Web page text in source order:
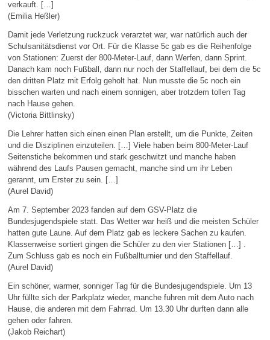
verkauft. […]
(Emilia Heßler)
Damit jede Verletzung ruckzuck verarztet war, war natürlich auch der
Schulsanitätsdienst vor Ort. Für die Klasse 5c gab es die Reihenfolge
von Stationen: Zuerst der 800-Meter-Lauf, dann Werfen, dann Sprint.
Danach kam noch Fußball, dann nur noch der Staffellauf, bei dem die 5c
den dritten Platz mit Erfolg geholt hat. Nun musste die 5c noch ein
bisschen warten und nach einem sonnigen, aber trotzdem tollen Tag
nach Hause gehen.
(Victoria Bittlinsky)
Die Lehrer hatten sich einen einen Plan erstellt, um die Punkte, Zeiten
und die Disziplinen einzuteilen. […] Viele haben beim 800-Meter-Lauf
Seitenstiche bekommen und stark geschwitzt und manche haben
während des Laufs Pausen gemacht, manche sind um ihr Leben
gerannt, um Erster zu sein. […]
(Aurel David)
Am 7. September 2023 fanden auf dem GSV-Platz die
Bundesjugendspiele statt. Das Wetter war heiß und die meisten Schüler
hatten gute Laune. Auf dem Platz gab es leckere Sachen zu kaufen.
Klassenweise sortiert gingen die Schüler zu den vier Stationen […] .
Zum Schluss gab es noch ein Fußballturnier und den Staffellauf.
(Aurel David)
Ein schöner, warmer, sonniger Tag für die Bundesjugendspiele. Um 13
Uhr füllte sich der Parkplatz wieder, manche fuhren mit dem Auto nach
Hause, die anderen mit dem Fahrrad. Um 13.30 Uhr durften dann alle
gehen oder fahren.
(Jakob Reichart)